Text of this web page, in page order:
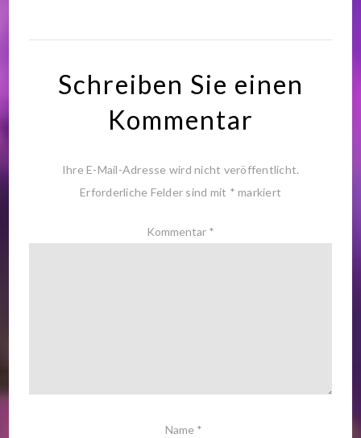
Schreiben Sie einen
Kommentar
Ihre E-Mail-Adresse wird nicht veröffentlicht.
Erforderliche Felder sind mit * markiert
Kommentar *
Name *